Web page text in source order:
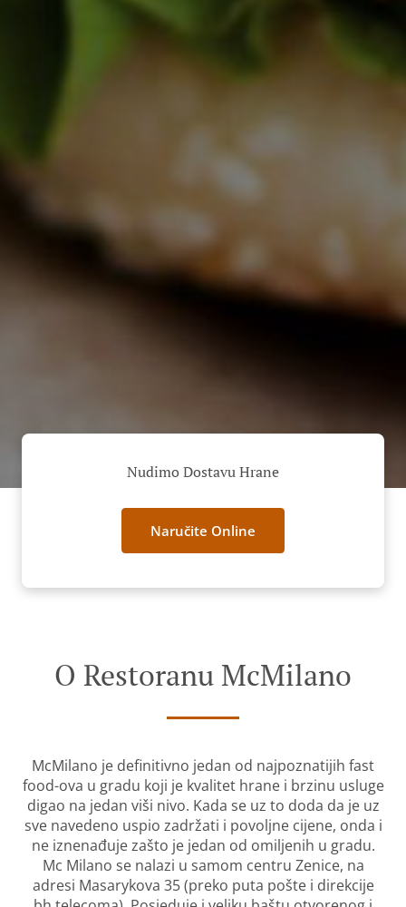
Nudimo Dostavu Hrane
Naručite Online
O Restoranu McMilano
McMilano je definitivno jedan od najpoznatijih fast
food-ova u gradu koji je kvalitet hrane i brzinu usluge
digao na jedan viši nivo. Kada se uz to doda da je uz
sve navedeno uspio zadržati i povoljne cijene, onda i
ne iznenađuje zašto je jedan od omiljenih u gradu.
Mc Milano se nalazi u samom centru Zenice, na
adresi Masarykova 35 (preko puta pošte i direkcije